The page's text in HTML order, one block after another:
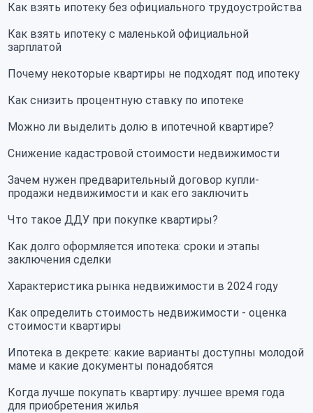
Как взять ипотеку без официального трудоустройства
Как взять ипотеку с маленькой официальной
зарплатой
Почему некоторые квартиры не подходят под ипотеку
Как снизить процентную ставку по ипотеке
Можно ли выделить долю в ипотечной квартире?
Снижение кадастровой стоимости недвижимости
Зачем нужен предварительный договор купли-
продажи недвижимости и как его заключить
Что такое ДДУ при покупке квартиры?
Как долго оформляется ипотека: сроки и этапы
заключения сделки
Характеристика рынка недвижимости в 2024 году
Как определить стоимость недвижимости - оценка
стоимости квартиры
Ипотека в декрете: какие варианты доступны молодой
маме и какие документы понадобятся
Когда лучше покупать квартиру: лучшее время года
для приобретения жилья